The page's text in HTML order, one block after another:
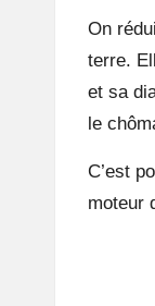
On
terre.
et sa
le
C’est
moteur